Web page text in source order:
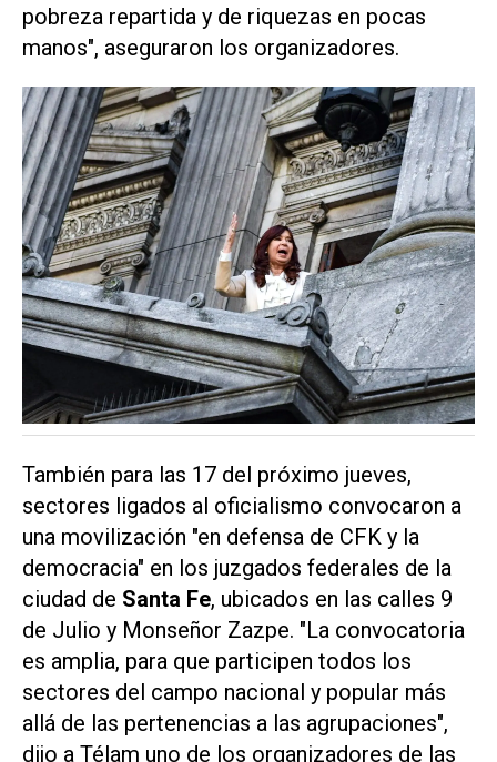
pobreza repartida y de riquezas en pocas
manos", aseguraron los organizadores.
También para las 17 del próximo jueves,
sectores ligados al oficialismo convocaron a
una movilización "en defensa de CFK y la
democracia" en los juzgados federales de la
ciudad de Santa Fe, ubicados en las calles 9
de Julio y Monseñor Zazpe. "La convocatoria
es amplia, para que participen todos los
sectores del campo nacional y popular más
allá de las pertenencias a las agrupaciones",
dijo a Télam uno de los organizadores de las